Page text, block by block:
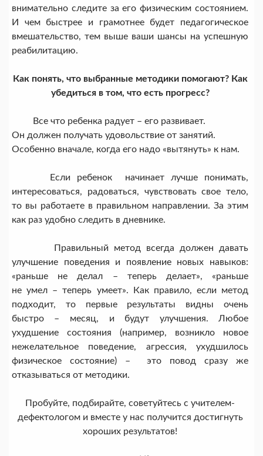
внимательно следите за его физическим состоянием.
И чем быстрее и грамотнее будет педагогическое
вмешательство, тем выше ваши шансы на успешную
реабилитацию.
Как понять, что выбранные методики помогают? Как
убедиться в том, что есть прогресс?
Все что ребенка радует – его развивает.
Он должен получать удовольствие от занятий.
Особенно вначале, когда его надо «вытянуть» к нам.
Если ребенок начинает лучше понимать,
интересоваться, радоваться, чувствовать свое тело,
то вы работаете в правильном направлении. За этим
как раз удобно следить в дневнике.
Правильный метод всегда должен давать
улучшение поведения и появление новых навыков:
«раньше не делал – теперь делает», «раньше
не умел – теперь умеет». Как правило, если метод
подходит, то первые результаты видны очень
быстро – месяц, и будут улучшения. Любое
ухудшение состояния (например, возникло новое
нежелательное поведение, агрессия, ухудшилось
физическое состояние) – это повод сразу же
отказываться от методики.
Пробуйте, подбирайте, советуйтесь с учителем-
дефектологом и вместе у нас получится достигнуть
хороших результатов!